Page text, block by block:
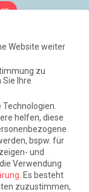
im Kopf
Blase
Trösten.
Website weiter
zu
Ihre
helfen, diese
bspw. für
und
Verwendung
Es besteht
zuzustimmen,